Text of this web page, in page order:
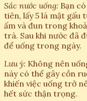
Sắc nước uống: Bạn
tiên, lấy 5 lá mật gấu
ấm và đun trong
trà. Sau khi nước đã
để uống trong ngày.
Lưu ý: Không nên
này có thể gây cồn
khiến việc uống trở
hết sức thận trọng.